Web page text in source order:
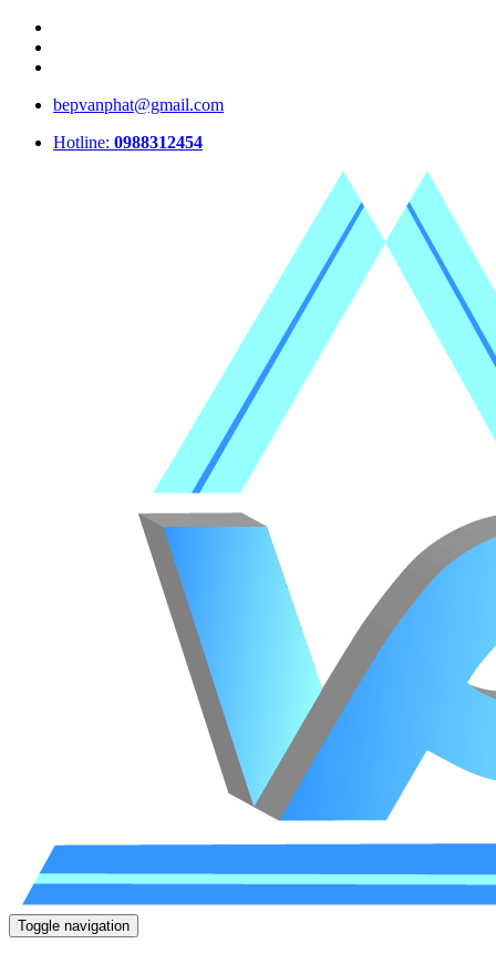
bepvanphat@gmail.com
Hotline: 0988312454
Toggle navigation